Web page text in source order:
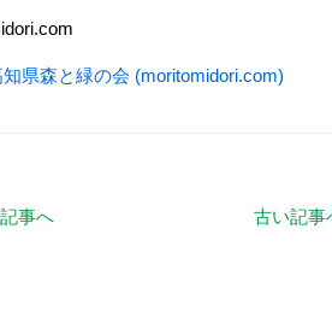
県森と緑の会 (moritomidori.com)
古い記事
事へ